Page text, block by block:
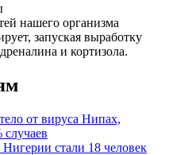
нашего организма
запуская выработку
и кортизола.
от вируса Нипах,
случаев
стали 18 человек